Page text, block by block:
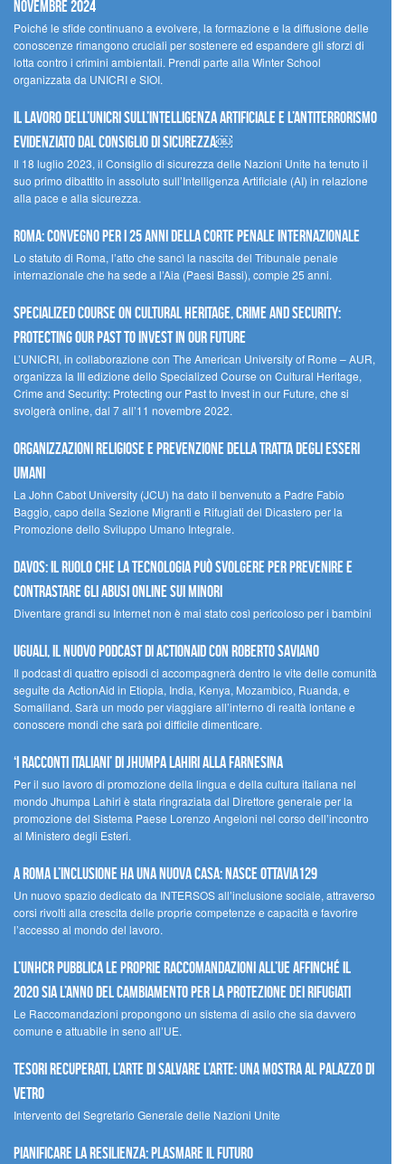
novembre 2024
Poiché le sfide continuano a evolvere, la formazione e la diffusione delle
conoscenze rimangono cruciali per sostenere ed espandere gli sforzi di
lotta contro i crimini ambientali. Prendi parte alla Winter School
organizzata da UNICRI e SIOI.
Il lavoro dell’UNICRI sull’intelligenza artificiale e l’antiterrorismo
evidenziato dal Consiglio di Sicurezza￼
Il 18 luglio 2023, il Consiglio di sicurezza delle Nazioni Unite ha tenuto il
suo primo dibattito in assoluto sull’Intelligenza Artificiale (AI) in relazione
alla pace e alla sicurezza.
Roma: convegno per i 25 anni della Corte penale internazionale
Lo statuto di Roma, l’atto che sancì la nascita del Tribunale penale
internazionale che ha sede a l’Aia (Paesi Bassi), compie 25 anni.
Specialized Course on Cultural Heritage, Crime and Security:
Protecting our Past to Invest in our Future
L’UNICRI, in collaborazione con The American University of Rome – AUR,
organizza la III edizione dello Specialized Course on Cultural Heritage,
Crime and Security: Protecting our Past to Invest in our Future, che si
svolgerà online, dal 7 all’11 novembre 2022.
Organizzazioni religiose e prevenzione della tratta degli esseri
umani
La John Cabot University (JCU) ha dato il benvenuto a Padre Fabio
Baggio, capo della Sezione Migranti e Rifugiati del Dicastero per la
Promozione dello Sviluppo Umano Integrale.
Davos: il ruolo che la tecnologia può svolgere per prevenire e
contrastare gli abusi online sui minori
Diventare grandi su Internet non è mai stato così pericoloso per i bambini
UGUALI, il nuovo podcast di ACTIONAID con Roberto Saviano
Il podcast di quattro episodi ci accompagnerà dentro le vite delle comunità
seguite da ActionAid in Etiopia, India, Kenya, Mozambico, Ruanda, e
Somaliland. Sarà un modo per viaggiare all’interno di realtà lontane e
conoscere mondi che sarà poi difficile dimenticare.
‘I racconti italiani’ di Jhumpa Lahiri alla Farnesina
Per il suo lavoro di promozione della lingua e della cultura italiana nel
mondo Jhumpa Lahiri è stata ringraziata dal Direttore generale per la
promozione del Sistema Paese Lorenzo Angeloni nel corso dell’incontro
al Ministero degli Esteri.
A Roma l’inclusione ha una nuova casa: nasce Ottavia129
Un nuovo spazio dedicato da INTERSOS all’inclusione sociale, attraverso
corsi rivolti alla crescita delle proprie competenze e capacità e favorire
l’accesso al mondo del lavoro.
L’UNHCR pubblica le proprie raccomandazioni all’UE affinché il
2020 sia l’anno del cambiamento per la protezione dei rifugiati
Le Raccomandazioni propongono un sistema di asilo che sia davvero
comune e attuabile in seno all’UE.
Tesori recuperati, l’arte di salvare l’arte: una mostra al Palazzo di
Vetro
Intervento del Segretario Generale delle Nazioni Unite
Pianificare la resilienza: plasmare il futuro